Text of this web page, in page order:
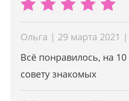
Ольга | 29 марта 2021 |
Всё понравилось, на
совету знакомых